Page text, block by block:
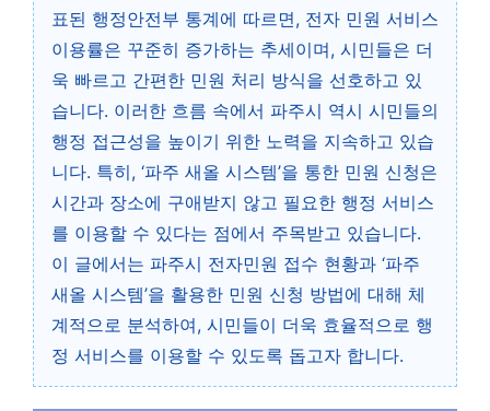
표된 행정안전부 통계에 따르면, 전자 민원 서비스
이용률은 꾸준히 증가하는 추세이며, 시민들은 더
욱 빠르고 간편한 민원 처리 방식을 선호하고 있
습니다. 이러한 흐름 속에서 파주시 역시 시민들의
행정 접근성을 높이기 위한 노력을 지속하고 있습
니다. 특히, ‘파주 새올 시스템’을 통한 민원 신청은
시간과 장소에 구애받지 않고 필요한 행정 서비스
를 이용할 수 있다는 점에서 주목받고 있습니다.
이 글에서는 파주시 전자민원 접수 현황과 ‘파주
새올 시스템’을 활용한 민원 신청 방법에 대해 체
계적으로 분석하여, 시민들이 더욱 효율적으로 행
정 서비스를 이용할 수 있도록 돕고자 합니다.